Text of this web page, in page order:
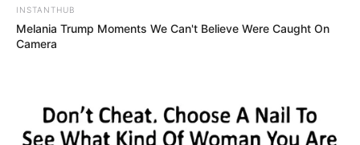
More by Szerző
INSTANTHUB
Melania Trump Moments We Can't Believe Were Caught On
Camera